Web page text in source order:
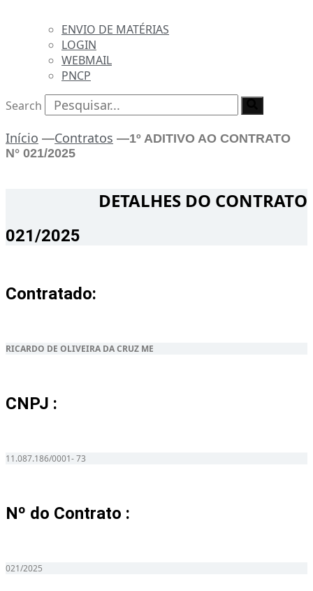
ENVIO DE MATÉRIAS
LOGIN
WEBMAIL
PNCP
Search
Início —Contratos —1º ADITIVO AO CONTRATO
N° 021/2025
DETALHES DO CONTRATO​
021/2025
Contratado:
RICARDO DE OLIVEIRA DA CRUZ ME
CNPJ :
11.087.186/0001- 73
Nº do Contrato :
021/2025